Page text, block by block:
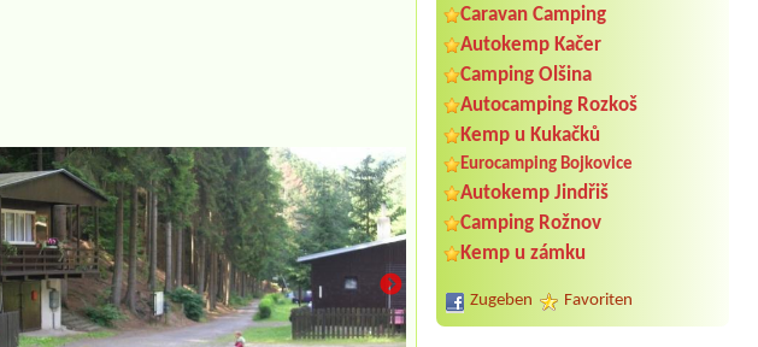
Caravan Camping
Autokemp Kačer
Camping Olšina
Autocamping Rozkoš
Kemp u Kukačků
Eurocamping Bojkovice
Autokemp Jindřiš
Camping Rožnov
Kemp u zámku
Zugeben Favoriten
Termin ab 2026-08-08 |
CYCLO CAMP Ostrožská Nová Ves
2L pokoj
Termin ab 2026-08-07 |Autokempink
Konopáč